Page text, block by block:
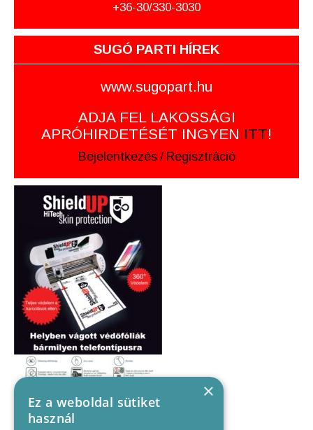
+36-30/330-3030
SUGÓ PARTI HÍREK
www.sugopart.hu
ADJA FEL LAKOSSÁGI
APRÓHIRDETÉSÉT INGYEN ITT!
Bejelentkezés / Regisztráció
×
Ez a weboldal sütiket
használ